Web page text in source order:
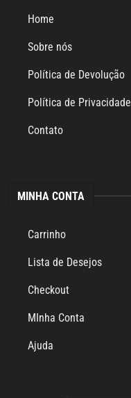
Home
Sobre nós
Política de Devolução
Política de Privacidade
Contato
MINHA CONTA
Carrinho
Lista de Desejos
Checkout
MInha Conta
Ajuda